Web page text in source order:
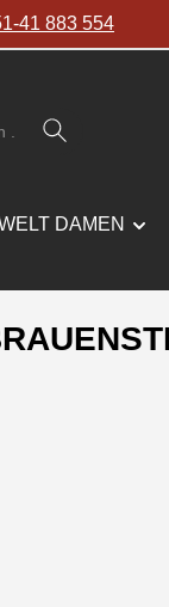
springen
41 883 554
DAMEN